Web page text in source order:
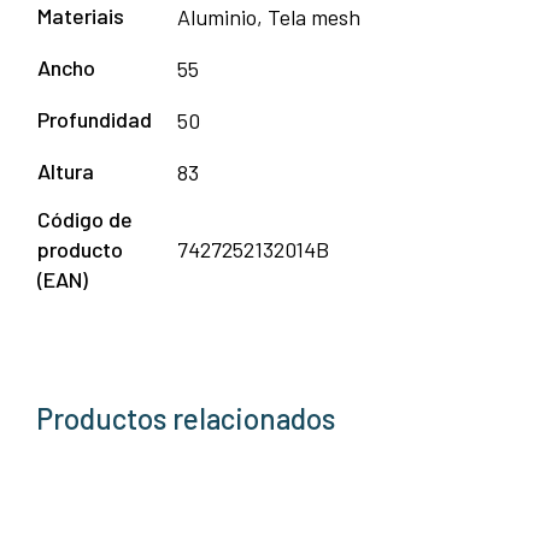
Materiais
Aluminio, Tela mesh
Ancho
55
Profundidad
50
Altura
83
Código de
producto
(EAN)
7427252132014B
Productos relacionados